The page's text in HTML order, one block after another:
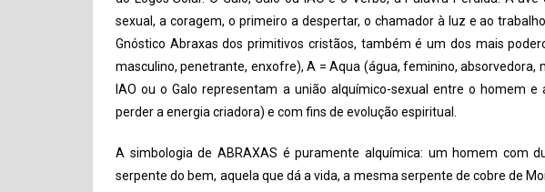
sexual, a coragem, o primeiro a despertar, o chamador à luz e ao
Gnóstico Abraxas dos primitivos cristãos, também é um dos mais
masculino, penetrante, enxofre), A = Aqua (água, feminino, absorvedora,
IAO ou o Galo representam a união alquímico-sexual entre o homem
perder a energia criadora) e com fins de evolução espiritual.
A simbologia de ABRAXAS é puramente alquímica: um homem com
serpente do bem, aquela que dá a vida, a mesma serpente de cobre de